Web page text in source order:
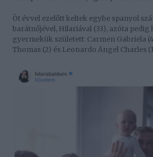
Öt évvel ezelőtt keltek egybe spanyol
barátnőjével, Hilariával (33), azóta pedig
gyermekük született: Carmen Gabriela
Thomas (2) és Leonardo Ángel Charles